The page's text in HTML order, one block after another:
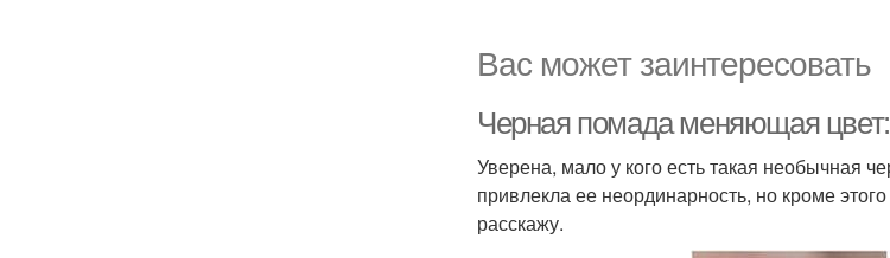
Вас может заинтересовать
Черная помада меняющая цвет:
Уверена, мало у кого есть такая необычная
привлекла ее неординарность, но кроме
расскажу.